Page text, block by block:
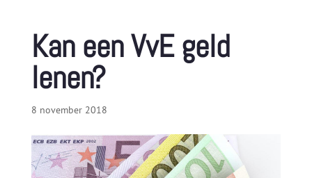
Kan een VvE geld
lenen?
8 november 2018